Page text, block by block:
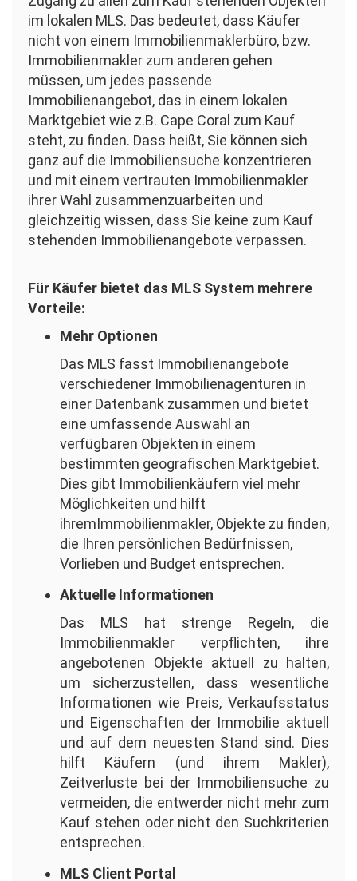
im lokalen MLS. Das bedeutet, dass Käufer
nicht von einem Immobilienmaklerbüro, bzw.
Immobilienmakler zum anderen gehen
müssen, um jedes passende
Immobilienangebot, das in einem lokalen
Marktgebiet wie z.B. Cape Coral zum Kauf
steht, zu finden. Dass heißt, Sie können sich
ganz auf die Immobiliensuche konzentrieren
und mit einem vertrauten Immobilienmakler
ihrer Wahl zusammenzuarbeiten und
gleichzeitig wissen, dass Sie keine zum Kauf
stehenden Immobilienangebote verpassen.
Für Käufer bietet das MLS System mehrere
Vorteile:
Mehr Optionen
Das MLS fasst Immobilienangebote
verschiedener Immobilienagenturen in
einer Datenbank zusammen und bietet
eine umfassende Auswahl an
verfügbaren Objekten in einem
bestimmten geografischen Marktgebiet.
Dies gibt Immobilienkäufern viel mehr
Möglichkeiten und hilft
ihremImmobilienmakler, Objekte zu finden,
die Ihren persönlichen Bedürfnissen,
Vorlieben und Budget entsprechen.
Aktuelle Informationen
Das MLS hat strenge Regeln, die
Immobilienmakler verpflichten, ihre
angebotenen Objekte aktuell zu halten,
um sicherzustellen, dass wesentliche
Informationen wie Preis, Verkaufsstatus
und Eigenschaften der Immobilie aktuell
und auf dem neuesten Stand sind. Dies
hilft Käufern (und ihrem Makler),
Zeitverluste bei der Immobiliensuche zu
vermeiden, die entwerder nicht mehr zum
Kauf stehen oder nicht den Suchkriterien
entsprechen.
MLS Client Portal